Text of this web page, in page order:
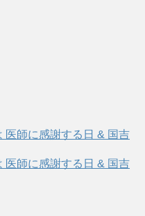
医師に感謝する日 & 国吉
医師に感謝する日 & 国吉